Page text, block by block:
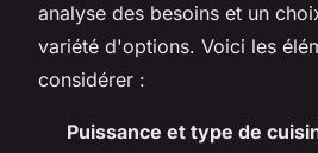
analyse des besoins et un
variété d'options. Voici les
considérer :
Puissance et type de